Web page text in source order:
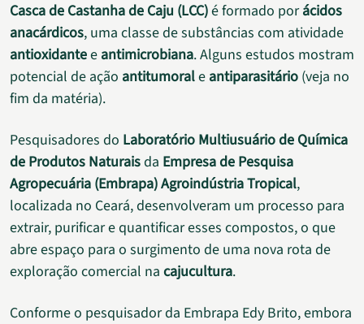
Casca de Castanha de Caju (LCC)é formado porácidos
anacárdicos, uma classe de substâncias com atividade
antioxidantee antimicrobiana. Alguns estudos mostram
potencial de ação antitumorale antiparasitário (veja no
fim da matéria).
Pesquisadores do Laboratório Multiusuário de Química
de Produtos Naturaisda Empresa de Pesquisa
Agropecuária (Embrapa)Agroindústria Tropical,
localizada no Ceará, desenvolveram um processo para
extrair, purificar e quantificar esses compostos, o que
abre espaço para o surgimento de uma nova rota de
exploração comercial na cajucultura.
Conforme o pesquisador da Embrapa Edy Brito, embora